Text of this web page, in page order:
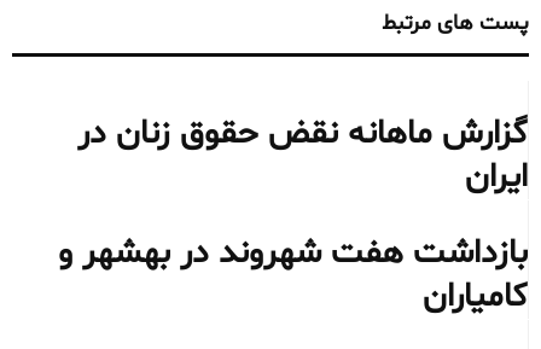
پست های مرتبط
گزارش ماهانه نقض حقوق زنان در
ایران
بازداشت هفت شهروند در بهشهر و
کامیاران